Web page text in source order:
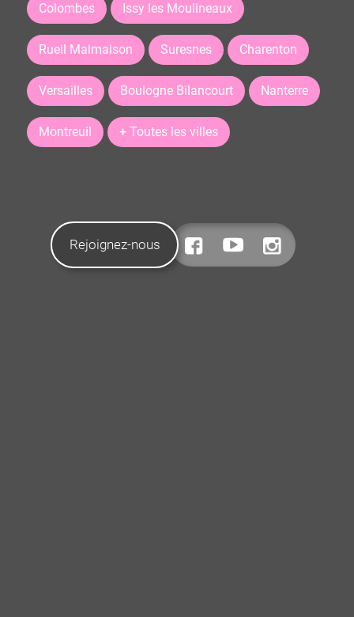
Colombes Issy les Moulineaux
Rueil Malmaison Suresnes Charenton
Versailles Boulogne Bilancourt Nanterre
Montreuil + Toutes les villes
Rejoignez-nous